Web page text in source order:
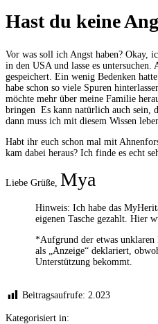
Hast du keine
Vor was soll ich Angst haben? Okay,
in den USA und lasse es untersuchen.
gespeichert. Ein wenig Bedenken
habe schon so viele Spuren
möchte mehr über meine Familie
bringen Es kann natürlich auch sein,
dann muss ich mit diesem Wissen
Habt ihr euch schon mal mit
kam dabei heraus? Ich finde es echt
Liebe Grüße, Mya
Hinweis: Ich habe das
eigenen Tasche gezahlt. Hier
*Aufgrund der etwas unklaren
als „Anzeige“ deklariert,
Unterstützung bekommt.
Beitragsaufrufe: 2.023
Kategorisiert in: